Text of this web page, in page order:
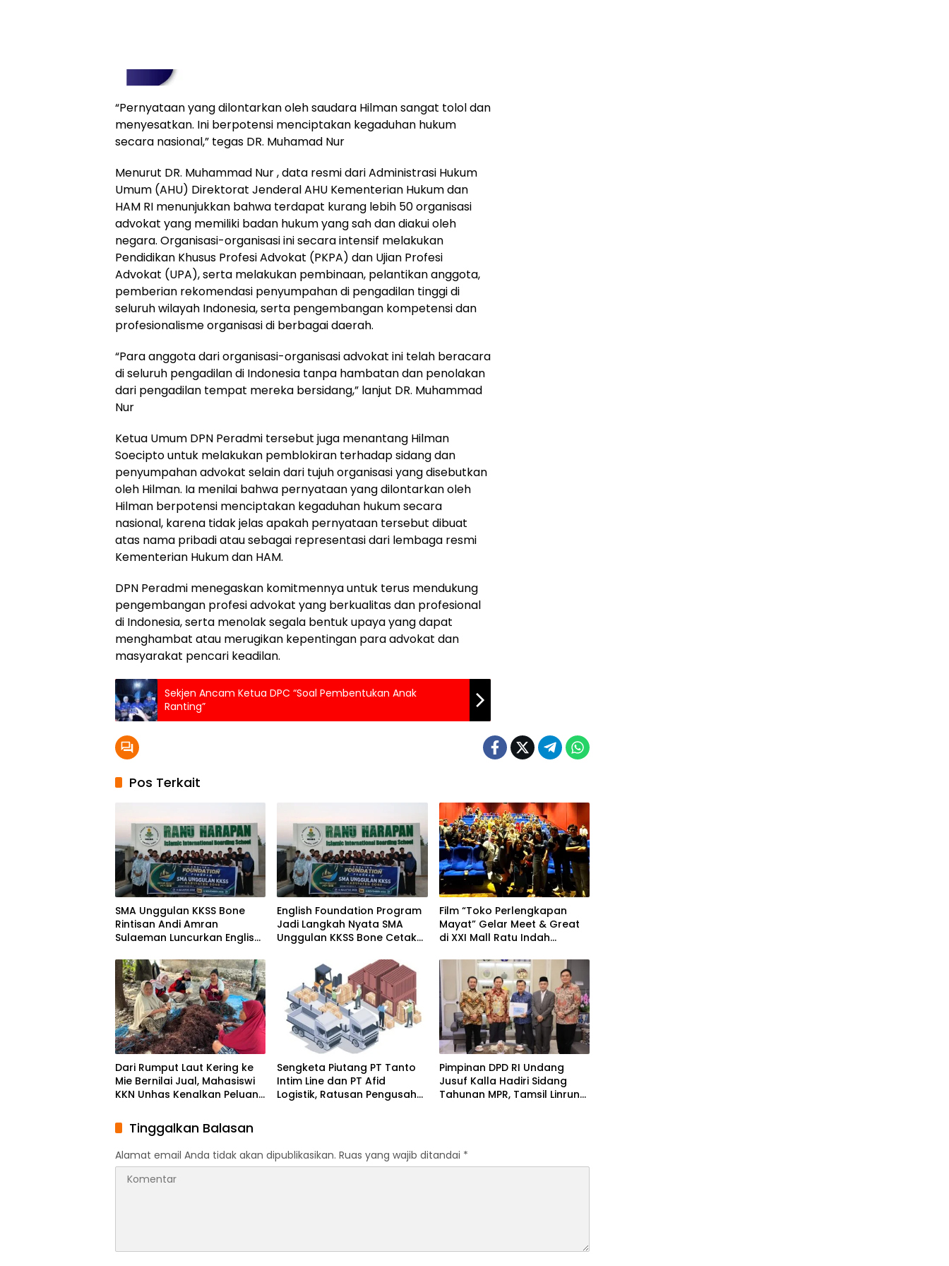
“Pernyataan yang dilontarkan oleh saudara Hilman sangat tolol dan
menyesatkan. Ini berpotensi menciptakan kegaduhan hukum
secara nasional,” tegas DR. Muhamad Nur
Menurut DR. Muhammad Nur , data resmi dari Administrasi Hukum
Umum (AHU) Direktorat Jenderal AHU Kementerian Hukum dan
HAM RI menunjukkan bahwa terdapat kurang lebih 50 organisasi
advokat yang memiliki badan hukum yang sah dan diakui oleh
negara. Organisasi-organisasi ini secara intensif melakukan
Pendidikan Khusus Profesi Advokat (PKPA) dan Ujian Profesi
Advokat (UPA), serta melakukan pembinaan, pelantikan anggota,
pemberian rekomendasi penyumpahan di pengadilan tinggi di
seluruh wilayah Indonesia, serta pengembangan kompetensi dan
profesionalisme organisasi di berbagai daerah.
“Para anggota dari organisasi-organisasi advokat ini telah beracara
di seluruh pengadilan di Indonesia tanpa hambatan dan penolakan
dari pengadilan tempat mereka bersidang,” lanjut DR. Muhammad
Nur
Ketua Umum DPN Peradmi tersebut juga menantang Hilman
Soecipto untuk melakukan pemblokiran terhadap sidang dan
penyumpahan advokat selain dari tujuh organisasi yang disebutkan
oleh Hilman. Ia menilai bahwa pernyataan yang dilontarkan oleh
Hilman berpotensi menciptakan kegaduhan hukum secara
nasional, karena tidak jelas apakah pernyataan tersebut dibuat
atas nama pribadi atau sebagai representasi dari lembaga resmi
Kementerian Hukum dan HAM.
DPN Peradmi menegaskan komitmennya untuk terus mendukung
pengembangan profesi advokat yang berkualitas dan profesional
di Indonesia, serta menolak segala bentuk upaya yang dapat
menghambat atau merugikan kepentingan para advokat dan
masyarakat pencari keadilan.
Sekjen Ancam Ketua DPC “Soal Pembentukan Anak
Ranting”
Pos Terkait
SMA Unggulan KKSS Bone
Rintisan Andi Amran
Sulaeman Luncurkan English
English Foundation Program
Jadi Langkah Nyata SMA
Unggulan KKSS Bone Cetak
Film “Toko Perlengkapan
Mayat” Gelar Meet & Great
di XXI Mall Ratu Indah
Dari Rumput Laut Kering ke
Mie Bernilai Jual, Mahasiswi
KKN Unhas Kenalkan Peluang
Desa Baruga
Sengketa Piutang PT Tanto
Intim Line dan PT Afid
Logistik, Ratusan Pengusaha
Pimpinan DPD RI Undang
Jusuf Kalla Hadiri Sidang
Tahunan MPR, Tamsil Linrung:
Tinggalkan Balasan
Alamat email Anda tidak akan dipublikasikan. Ruas yang wajib ditandai *